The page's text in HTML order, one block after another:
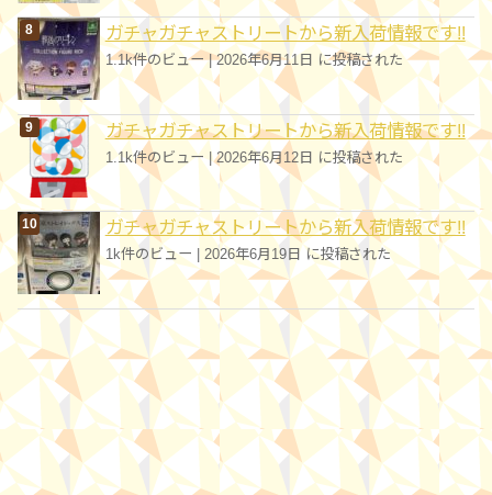
ガチャガチャストリートから新入荷情報です!!
1.1k件のビュー|2026年6月11日 に投稿された
ガチャガチャストリートから新入荷情報です!!
1.1k件のビュー|2026年6月12日 に投稿された
ガチャガチャストリートから新入荷情報です!!
1k件のビュー 2026年6月19日 に投稿された